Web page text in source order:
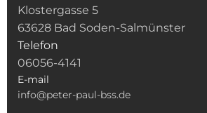
Klostergasse 5
63628 Bad Soden-Salmünster
Telefon
06056-4141
E-mail
info@peter-paul-bss.de